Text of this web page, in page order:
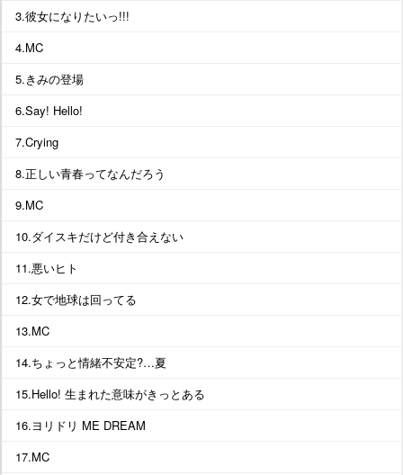
3.彼女になりたいっ!!!
4.MC
5.きみの登場
6.Say! Hello!
7.Crying
8.正しい青春ってなんだろう
9.MC
10.ダイスキだけど付き合えない
11.悪いヒト
12.女で地球は回ってる
13.MC
14.ちょっと情緒不安定?…夏
15.Hello! 生まれた意味がきっとある
16.ヨリドリ ME DREAM
17.MC